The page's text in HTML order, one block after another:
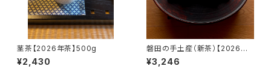
茎茶【2026年茶】500g
¥2,430
磐田の手土産（新茶）【2026年
茶】100g×3種セット
¥3,246